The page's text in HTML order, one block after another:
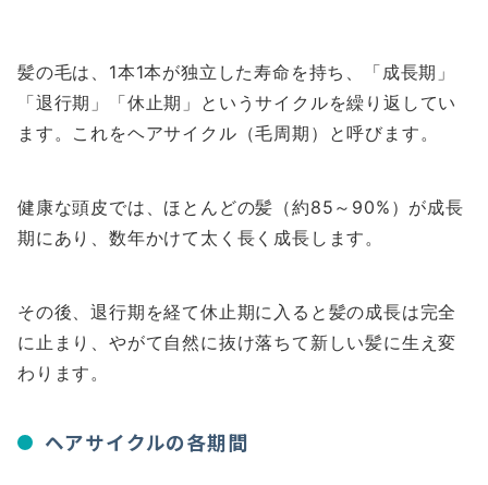
髪の毛は、1本1本が独立した寿命を持ち、「成長期」
「退行期」「休止期」というサイクルを繰り返してい
ます。これをヘアサイクル（毛周期）と呼びます。
健康な頭皮では、ほとんどの髪（約85～90%）が成長
期にあり、数年かけて太く長く成長します。
その後、退行期を経て休止期に入ると髪の成長は完全
に止まり、やがて自然に抜け落ちて新しい髪に生え変
わります。
ヘアサイクルの各期間